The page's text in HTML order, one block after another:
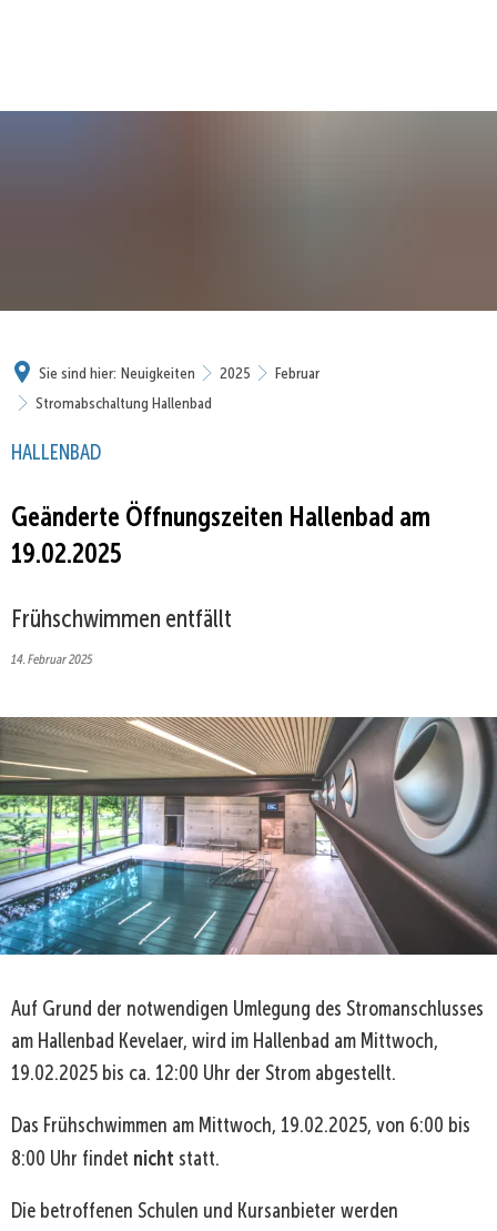
Sie sind hier: Neuigkeiten 2025
Februar
Stromabschaltung Hallenbad
HALLENBAD
Geänderte Öffnungszeiten Hallenbad am
19.02.2025
Frühschwimmen entfällt
14. Februar 2025
Auf Grund der notwendigen Umlegung des Stromanschlusses
am Hallenbad Kevelaer, wird im Hallenbad am Mittwoch,
19.02.2025 bis ca. 12:00 Uhr der Strom abgestellt.
Das Frühschwimmen am Mittwoch, 19.02.2025, von 6:00 bis
8:00 Uhr findet nicht statt.
Die betroffenen Schulen und Kursanbieter werden